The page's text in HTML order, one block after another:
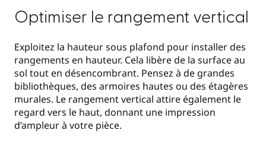
Optimiser le rangement vertical
Exploitez la hauteur sous plafond pour installer des
rangements en hauteur. Cela libère de la surface au
sol tout en désencombrant. Pensez à de grandes
bibliothèques, des armoires hautes ou des étagères
murales. Le rangement vertical attire également le
regard vers le haut, donnant une impression
d’ampleur à votre pièce.